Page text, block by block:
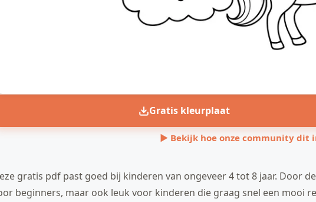
Gratis kleurplaat
▶ Bekijk hoe onze community dit
gratis pdf past goed bij kinderen van ongeveer 4 tot 8 jaar. Door
beginners, maar ook leuk voor kinderen die graag snel een mooi